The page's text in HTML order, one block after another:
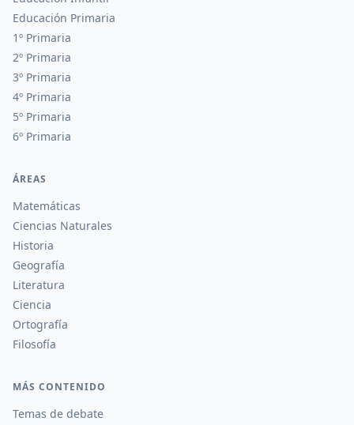
Educación Primaria
1º Primaria
2º Primaria
3º Primaria
4º Primaria
5º Primaria
6º Primaria
ÁREAS
Matemáticas
Ciencias Naturales
Historia
Geografía
Literatura
Ciencia
Ortografía
Filosofía
MÁS CONTENIDO
Temas de debate